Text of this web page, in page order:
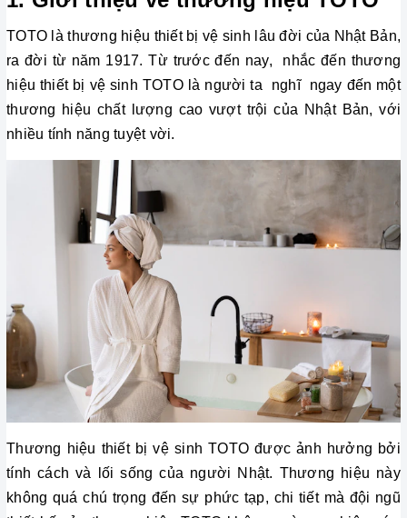
TOTO là thương hiệu thiết bị vệ sinh lâu đời của Nhật Bản,
ra đời từ năm 1917. Từ trước đến nay, nhắc đến thương
hiệu thiết bị vệ sinh TOTO là người ta nghĩ ngay đến một
thương hiệu chất lượng cao vượt trội của Nhật Bản, với
nhiều tính năng tuyệt vời.
Thương hiệu thiết bị vệ sinh TOTO được ảnh hưởng bởi
tính cách và lối sống của người Nhật. Thương hiệu này
không quá chú trọng đến sự phức tạp, chi tiết mà đội ngũ